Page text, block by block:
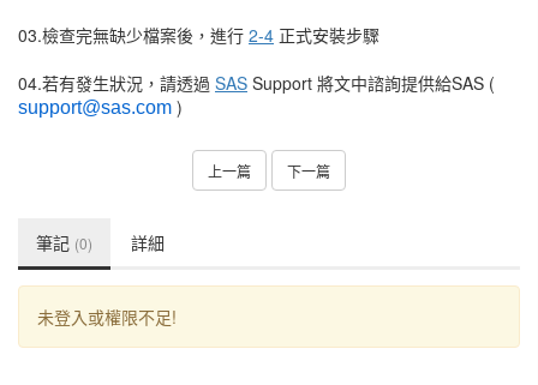
03.檢查完無缺少檔案後，進行 2-4 正式安裝步驟
04.若有發生狀況，請透過 SAS Support 將文中諮詢提供給SAS (
support@sas.com )
上一篇 下一篇
筆記 (0) 詳細
未登入或權限不足!